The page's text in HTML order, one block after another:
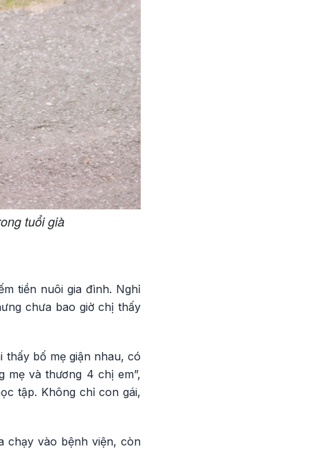
tuổi già
tiền nuôi gia đình. Nghỉ
chưa bao giờ chị thấy
thấy bố mẹ giận nhau, có
mẹ và thương 4 chị em”,
tập. Không chỉ con gái,
chạy vào bệnh viện, còn